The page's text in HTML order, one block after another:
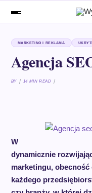
MARKETING I REKLAMA
Agencja
BY 14 MIN READ
W
dynamicznie
marketingu,
każdego